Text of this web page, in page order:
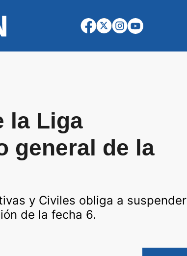
la Liga
general de la
y Civiles obliga a suspender
de la fecha 6.